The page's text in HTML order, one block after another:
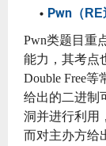
Pwn（
Pwn类题目重
能力，其考点
Double Free
给出的二进制
洞并进行利用
而对主办方给